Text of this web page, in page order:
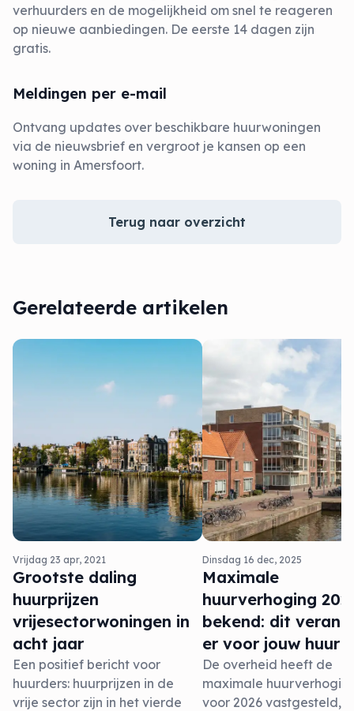
verhuurders en de mogelijkheid om snel te reageren
op nieuwe aanbiedingen. De eerste 14 dagen zijn
gratis.
Meldingen per e-mail
Ontvang updates over beschikbare huurwoningen
via de nieuwsbrief en vergroot je kansen op een
woning in Amersfoort.
Terug naar overzicht
Gerelateerde artikelen
Vrijdag 23 apr, 2021
Grootste daling
huurprijzen
vrijesectorwoningen in
acht jaar
Een positief bericht voor
huurders: huurprijzen in de
vrije sector zijn in het vierde
Dinsdag 16 dec, 2025
Maximale
huurverhoging
bekend: dit
er voor jouw huur
De overheid heeft de
maximale
voor 2026 vastgesteld,